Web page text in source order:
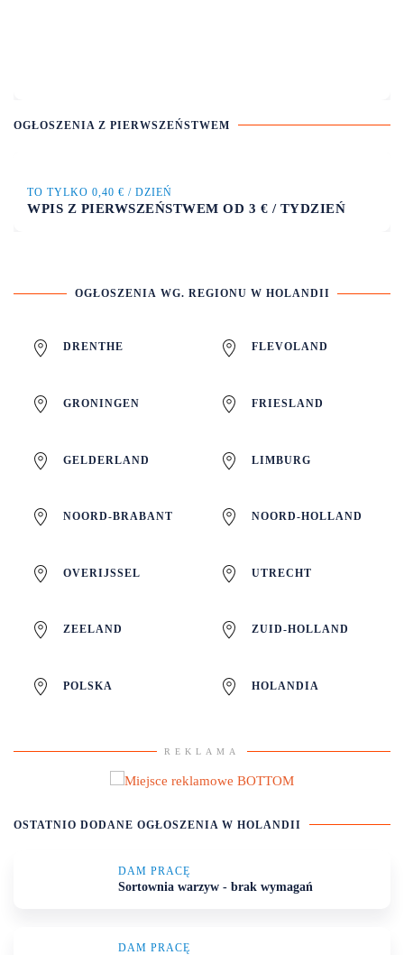
OGŁOSZENIA Z PIERWSZEŃSTWEM
TO TYLKO 0,40 € / DZIEŃ
WPIS Z PIERWSZEŃSTWEM OD 3 € / TYDZIEŃ
OGŁOSZENIA WG. REGIONU W HOLANDII
DRENTHE FLEVOLAND
GRONINGEN FRIESLAND
GELDERLAND LIMBURG
NOORD-BRABANT NOORD-HOLLAND
OVERIJSSEL UTRECHT
ZEELAND ZUID-HOLLAND
POLSKA HOLANDIA
REKLAMA
OSTATNIO DODANE OGŁOSZENIA W HOLANDII
DAM PRACĘ
Sortownia warzyw - brak wymagań
DAM PRACĘ